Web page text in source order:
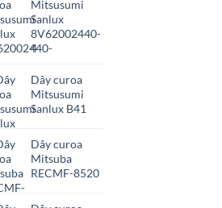
Mitsusumi
Sanlux
8V62002440-
4
Dây curoa
Mitsusumi
Sanlux B41
Dây curoa
Mitsuba
RECMF-8520